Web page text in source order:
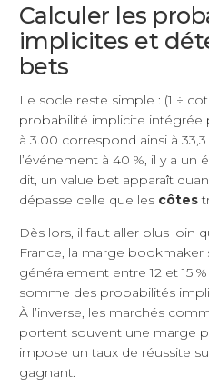
Calculer les
implicites et
bets
Le socle reste simple : (1 ÷
probabilité implicite intégrée
à 3.00 correspond ainsi à
l’événement à 40 %, il y a
dit, un value bet apparaît
dépasse celle que les côtes
Dès lors, il faut aller plus loin
France, la marge
généralement entre 12 et 15
somme des probabilités
À l’inverse, les marchés
portent souvent une marge
impose un taux de réussite
gagnant.